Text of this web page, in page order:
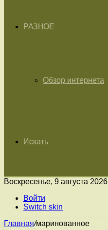
РАЗНОЕ
Обзор интернета
Искать
Воскресенье, 9 августа 2026
Войти
Switch skin
Главная/маринованное